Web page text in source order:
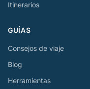
Itinerarios
GUÍAS
Consejos de viaje
Blog
Herramientas